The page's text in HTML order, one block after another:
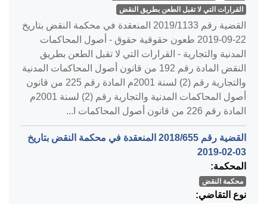
القرارات التي لا تقبل الطعن بطريق النقض
القضية رقم ‎1133‏/‎2019‏ المنعقدة في محكمة النقض بتاريخ
‎2019-09-22‏ طعون حقوقية حقوق - أصول المحاكمات
المدنية والتجارية - القرارات التي لا تقبل الطعن بطريق
النقض المادة رقم 192 من قانون أصول المحاكمات المدنية
والتجارية رقم (2) لسنة 2001م المادة رقم 225 من قانون
أصول المحاكمات المدنية والتجارية رقم (2) لسنة 2001م
المادة رقم 226 من قانون أصول المحاكمات ا...
القضية رقم ‎655‏/‎2018‏ المنعقدة في محكمة النقض بتاريخ
‎2019-02-03‏
المحكمة:
محكمة النقض
نوع التقاضي: